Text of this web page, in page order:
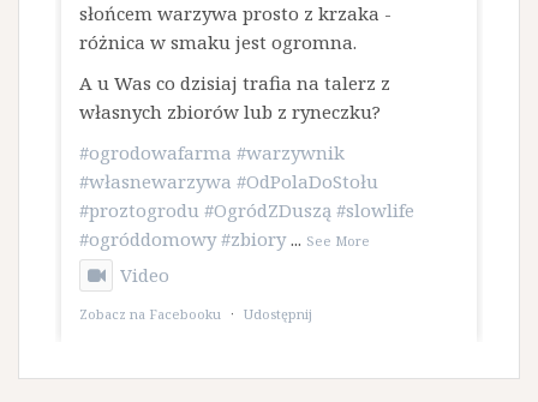
słońcem warzywa prosto z krzaka -
różnica w smaku jest ogromna.
A u Was co dzisiaj trafia na talerz z
własnych zbiorów lub z ryneczku?
#ogrodowafarma #warzywnik
#własnewarzywa #OdPolaDoStołu
#proztogrodu #OgródZDuszą #slowlife
#ogróddomowy #zbiory ... See More
Video
Zobacz na Facebooku · Udostępnij